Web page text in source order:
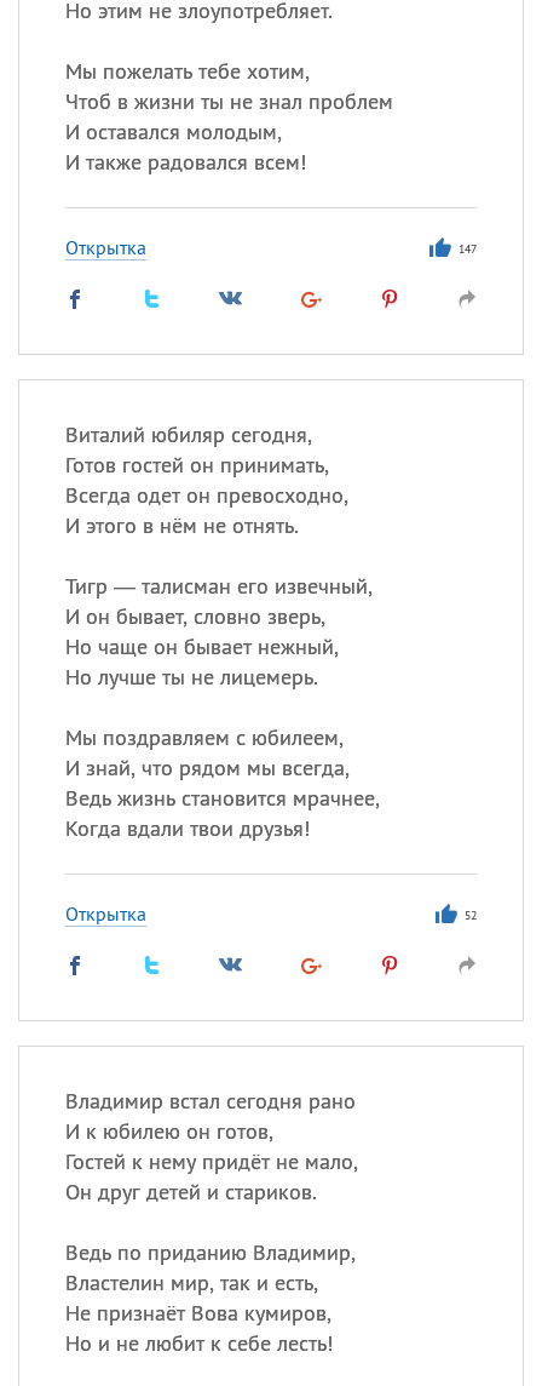
Но этим не злоупотребляет.
Мы пожелать тебе хотим,
Чтоб в жизни ты не знал проблем
И оставался молодым,
И также радовался всем!
Открытка 147
Виталий юбиляр сегодня,
Готов гостей он принимать,
Всегда одет он превосходно,
И этого в нём не отнять.
Тигр — талисман его извечный,
И он бывает, словно зверь,
Но чаще он бывает нежный,
Но лучше ты не лицемерь.
Мы поздравляем с юбилеем,
И знай, что рядом мы всегда,
Ведь жизнь становится мрачнее,
Когда вдали твои друзья!
Открытка 52
Владимир встал сегодня рано
И к юбилею он готов,
Гостей к нему придёт не мало,
Он друг детей и стариков.
Ведь по приданию Владимир,
Властелин мир, так и есть,
Не признаёт Вова кумиров,
Но и не любит к себе лесть!